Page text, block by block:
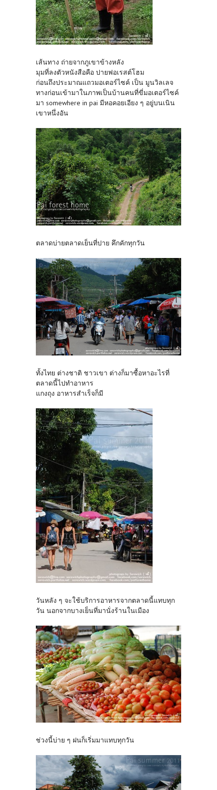
เส้นทาง ถ่ายจากภูเขาข้างหลัง
มุมที่ลงตัวหนังสือคือ ปายฟอเรสต์โฮม
ก่อนถึงประมาณแถวมอเตอร์ไซค์ เป็น มูนวิลเลจ
ทางก่อนเข้ามาในภาพเป็นบ้านคนที่ขี่มอเตอร์ไซค์
มา somewhere in pai มีหอคอยเอียง ๆ อยู่บนเนิน
เขาหนึ่งอัน
ตลาดบ่ายตลาดเย็นที่ปาย คึกคักทุกวัน
ทั้งไทย ต่างชาติ ชาวเขา ต่างก็มาซื้อหาอะไรที่
ตลาดนี้ไปทำอาหาร
แกงถุง อาหารสำเร็จก็มี
วันหลัง ๆ จะใช้บริการอาหารจากตลาดนี้แทบทุก
วัน นอกจากบางเย็นที่มานั่งร้านในเมือง
ช่วงนี้บ่าย ๆ ฝนก็เริ่มมาแทบทุกวัน